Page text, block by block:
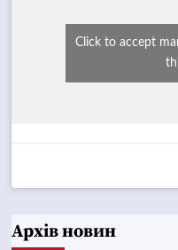
Click to accept
Архів новин